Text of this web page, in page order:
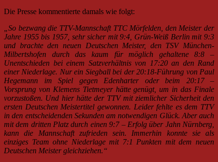
Die Presse kommentierte damals wie folgt:
„So bezwang die TTV-Mannschaft TTC Mörfelden, den Meister der
Jahre 1955 bis 1957, sehr sicher mit 9:4, Grün-Weiß Berlin mit 9:3
und brachte den neuen Deutschen Meister, den TSV München-
Milbertshofen durch das kaum für möglich gehaltene 8:8 –
Unentschieden bei einem Satzverhältnis von 17:20 an den Rand
einer Niederlage. Nur ein Siegball bei der 20:18-Führung von Paul
Hegemann im Spiel gegen Edenharter oder beim 20:17 –
Vorsprung von Klemens Tietmeyer hätte genügt, um in das Finale
vorzustoßen. Und hier hätte der TTV mit ziemlicher Sicherheit den
ersten Deutschen Meistertitel gewonnen. Leider fehlte es dem TTV
in den entscheidenden Sekunden am notwendigen Glück. Aber auch
mit dem dritten Platz durch einen 9:7 – Erfolg über Jahn Nürnberg,
kann die Mannschaft zufrieden sein. Immerhin konnte sie als
einziges Team ohne Niederlage mit 7:1 Punkten mit dem neuen
Deutschen Meister gleichziehen.“